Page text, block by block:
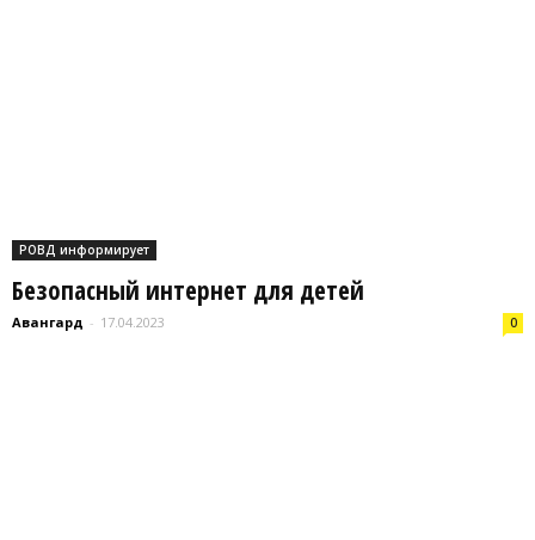
РОВД информирует
Безопасный интернет для детей
Авангард - 17.04.2023 0